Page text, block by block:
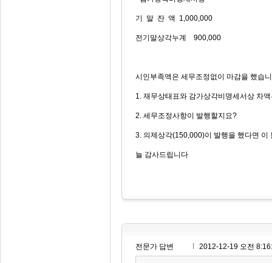
기 말 잔 액 1,000,000
전기말상각누계 900,000
시인부족액은 세무조정없이 마감을 했습
1. 재무상태표와 감가상각비명세서상 차
2. 세무조정사항이 발행할지요?
3. 의제상각(150,000)이 발행을 했다면 이
늘 감사드립니다
전문가 답변 2012-12-19 오전